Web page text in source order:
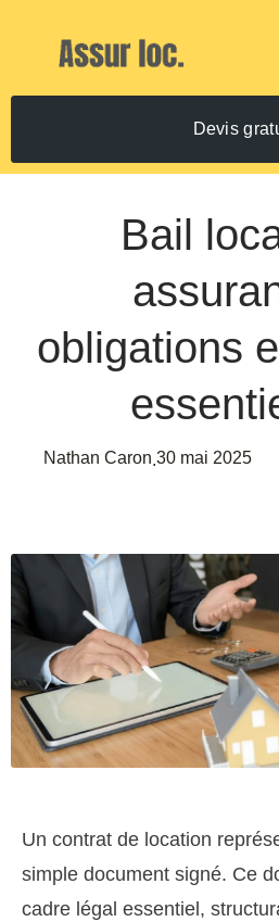
Devis
Bail
obligations
Nathan Caron.30 mai 2025
Un contrat de location
simple document signé. Ce
cadre légal essentiel,